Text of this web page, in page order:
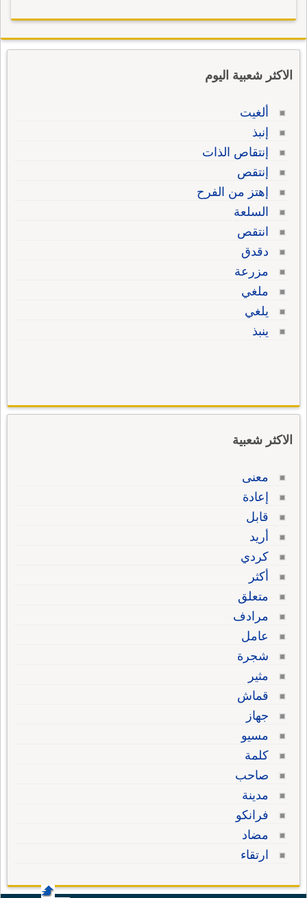
الاكثر شعبية اليوم
ألغيت
إنبذ
إنتقاص الذات
إنتقص
إهتز من الفرح
السلعة
انتقص
دقدق
مزرعة
ملغي
يلغي
ينبذ
الاكثر شعبية
معنى
إعادة
قابل
أريد
كردي
أكثر
متعلق
مرادف
عامل
شجرة
مثير
قماش
جهاز
مسيو
كلمة
صاحب
مدينة
فرانكو
مضاد
ارتقاء